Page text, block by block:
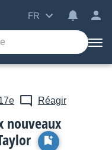
FR
Réagir
nouveaux